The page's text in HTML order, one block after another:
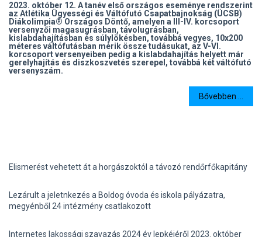
2023. október 12. A tanév első országos eseménye rendszerint
az Atlétika Ügyességi és Váltófutó Csapatbajnokság (ÜCSB)
Diákolimpia® Országos Döntő, amelyen a III-IV. korcsoport
versenyzői magasugrásban, távolugrásban,
kislabdahajításban és súlylökésben, továbbá vegyes, 10x200
méteres váltófutásban mérik össze tudásukat, az V-VI.
korcsoport versenyeiben pedig a kislabdahajítás helyett már
gerelyhajítás és diszkoszvetés szerepel, továbbá két váltófutó
versenyszám.
Bővebben ...
Elismerést vehetett át a horgászoktól a távozó rendőrfőkapitány
Lezárult a jeletnkezés a Boldog óvoda és iskola pályázatra,
megyénből 24 intézmény csatlakozott
Internetes lakossági szavazás 2024 év lepkéjéről 2023. október